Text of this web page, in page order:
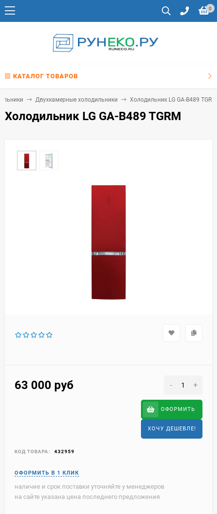
0
КАТАЛОГ ТОВАРОВ
Двухкамерные холодильники Холодильник LG GA-B489 TGRM
Холодильник LG GA-B489 TGRM
63 000 руб - +
ОФОРМИТЬ
ХОЧУ ДЕШЕВЛЕ!
КОД ТОВАРА: 432959
наличие и срок поставки уточняйте у менеджеров
на сайте указана цена последнего предложения